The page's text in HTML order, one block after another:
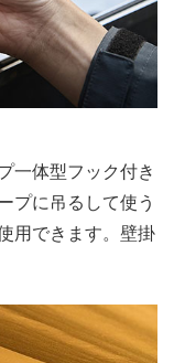
一体型フック付き
プに吊るして使う
用できます。壁掛